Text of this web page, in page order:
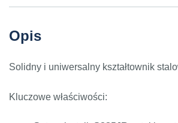
Opis
Solidny i uniwersalny kształtownik
Kluczowe właściwości: